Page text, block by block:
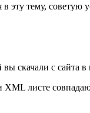
в эту тему,
скачали с сайта в
XML листе